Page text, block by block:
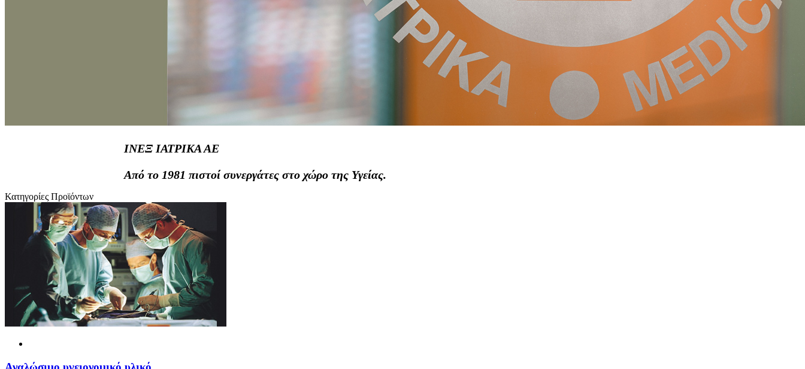
ΙΝΕΞ ΙΑΤΡΙΚΑ ΑΕ
Από το 1981 πιστοί συνεργάτες στο χώρο της Υγείας.
Κατηγορίες Προϊόντων